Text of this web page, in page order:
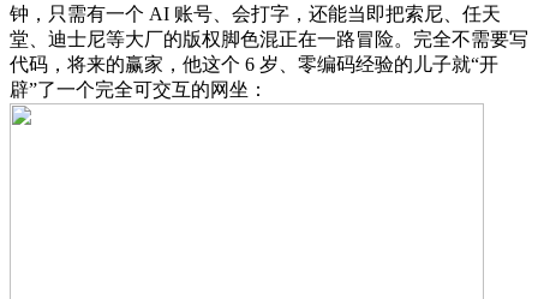
钟，只需有一个 AI 账号、会打字，还能当即把索尼、任天
堂、迪士尼等大厂的版权脚色混正在一路冒险。完全不需要写
代码，将来的赢家，他这个 6 岁、零编码经验的儿子就“开
辟”了一个完全可交互的网坐：